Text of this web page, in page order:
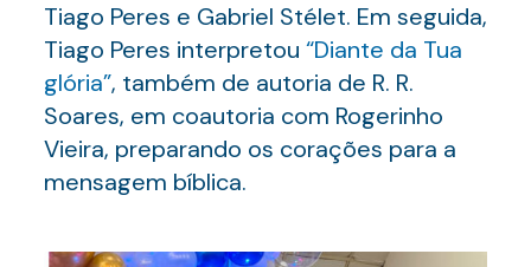
Tiago Peres e Gabriel Stélet. Em seguida,
Tiago Peres interpretou “Diante da Tua
glória”, também de autoria de R. R.
Soares, em coautoria com Rogerinho
Vieira, preparando os corações para a
mensagem bíblica.